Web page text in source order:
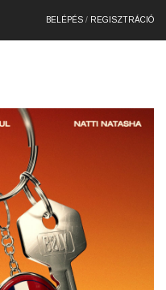
BELÉPÉS / REGISZTRÁCIÓ